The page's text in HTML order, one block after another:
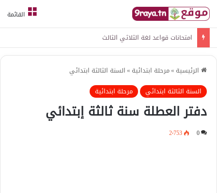
القائمة
امتحانات قواعد لغة الثلاثي الثالث
الرئيسية »مرحلة ابتدائية »السنة الثالثة ابتدائي
السنة الثالثة ابتدائي
مرحلة ابتدائية
دفتر العطلة سنة ثالثة إبتدائي
0 2٬753